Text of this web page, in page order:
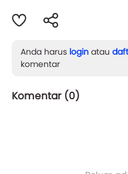
Anda harus login atau
komentar
Komentar (0)